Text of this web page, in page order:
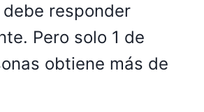
responder
Pero solo 1 de
obtiene más de